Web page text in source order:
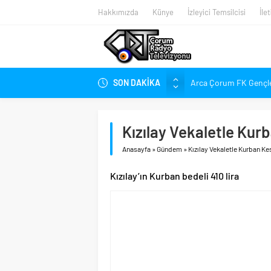
Hakkımızda Künye İzleyici Temsilcisi
SON DAKİKA
Arca Çorum FK
Hangi Konuda
Balçık, “Çorumspor”
Balçık “Takımın
ÇOSTOG’dan Hızlı
Kızılay Vekaletle
Anasayfa »Gündem » Kızılay Vekaletle Kurban
Kızılay’ın Kurban bedeli 410 lira